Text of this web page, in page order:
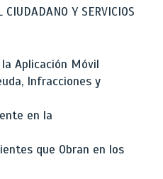
Y SERVICIOS
Aplicación Móvil
Infracciones y
en la
que Obran en los